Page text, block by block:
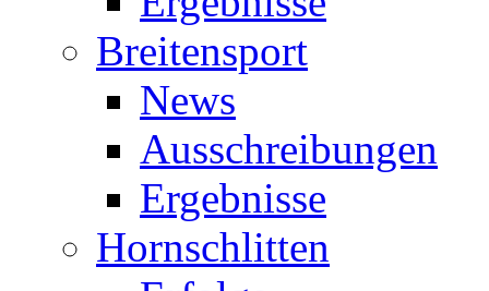
Breitensport
News
Ausschreibungen
Ergebnisse
Hornschlitten